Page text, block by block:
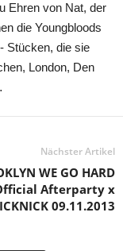
Ehren von Nat, der
die Youngbloods
Stücken, die sie
London, Den
Nächster Artikel
WE GO HARD
Afterparty x
09.11.2013